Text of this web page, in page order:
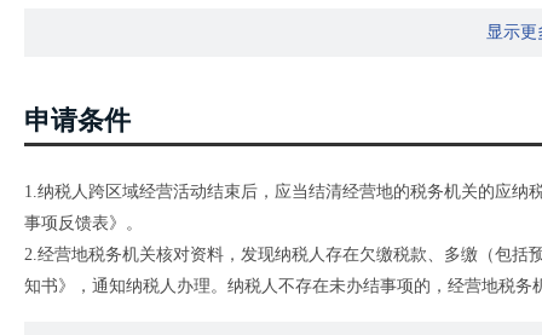
显示更
申请条件
1.纳税人跨区域经营活动结束后，应当结清经营地的税务机关的应
事项反馈表》。
2.经营地税务机关核对资料，发现纳税人存在欠缴税款、多缴（包
知书》，通知纳税人办理。纳税人不存在未办结事项的，经营地税